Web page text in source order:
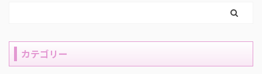
カテゴリー